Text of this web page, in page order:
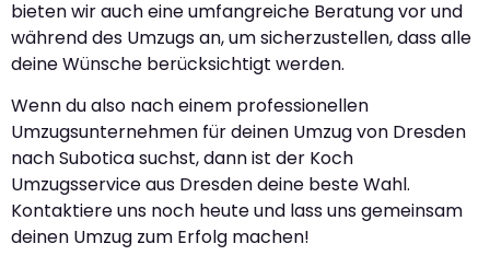
bieten wir auch eine umfangreiche Beratung vor und
während des Umzugs an, um sicherzustellen, dass alle
deine Wünsche berücksichtigt werden.
Wenn du also nach einem professionellen
Umzugsunternehmen für deinen Umzug von Dresden
nach Subotica suchst, dann ist der Koch
Umzugsservice aus Dresden deine beste Wahl.
Kontaktiere uns noch heute und lass uns gemeinsam
deinen Umzug zum Erfolg machen!